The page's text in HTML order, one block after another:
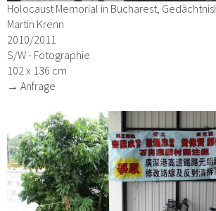
Holocaust Memorial in Bucharest,
Martin Krenn
2010/2011
S/W - Fotographie
102 x 136 cm
→ Anfrage